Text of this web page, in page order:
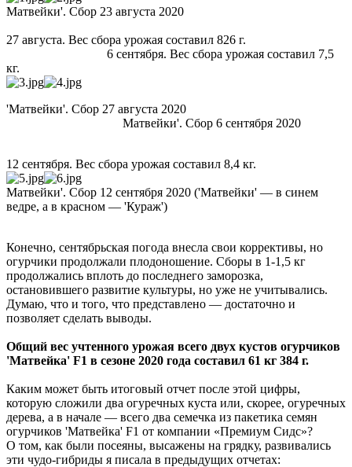
Матвейки'. Сбор 23 августа 2020
27 августа. Вес сбора урожая составил 826 г.
6 сентября. Вес сбора урожая составил 7,5
кг.
'Матвейки'. Сбор 27 августа 2020
Матвейки'. Сбор 6 сентября 2020
12 сентября. Вес сбора урожая составил 8,4 кг.
Матвейки'. Сбор 12 сентября 2020 ('Матвейки' — в синем
ведре, а в красном — 'Кураж')
Конечно, сентябрьская погода внесла свои коррективы, но
огурчики продолжали плодоношение. Сборы в 1-1,5 кг
продолжались вплоть до последнего заморозка,
остановившего развитие культуры, но уже не учитывались.
Думаю, что и того, что представлено — достаточно и
позволяет сделать выводы.
Общий вес учтенного урожая всего двух кустов огурчиков
'Матвейка' F1 в сезоне 2020 года составил 61 кг 384 г.
Каким может быть итоговый отчет после этой цифры,
которую сложили два огуречных куста или, скорее, огуречных
дерева, а в начале — всего два семечка из пакетика семян
огурчиков 'Матвейка' F1 от компании «Премиум Сидс»?
О том, как были посеяны, высажены на грядку, развивались
эти чудо-гибриды я писала в предыдущих отчетах: